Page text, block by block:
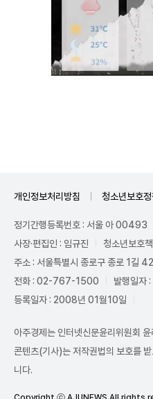
개인정보처리방침 청소년보호정
정기간행등록번호 : 서울 아 00493
사장·편집인 : 임규진
청소년보호
주소 : 서울특별시 종로구 종로 1길
전화 : 02-767-1500
발행일자
등록일자 : 2008년 01월10일
아주경제는 인터넷신문윤리위원회
콘텐츠(기사)는 저작권법의 보호를
니다.